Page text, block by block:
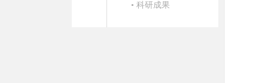
• 科研成果